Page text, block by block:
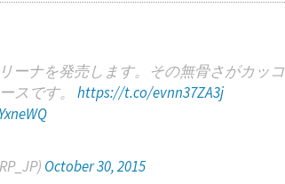
ーナを発売します。その無骨さがカッコ
スです。 https://t.co/evnn37ZA3j
October 30, 2015